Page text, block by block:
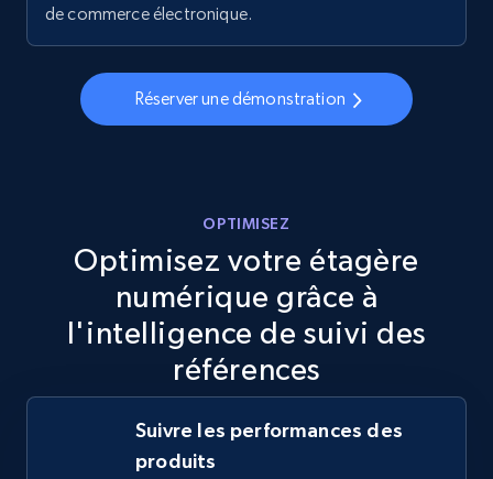
Walmart - products - Discover products by
using sku numbers
URL, Final price, Sku, Currency, Gtin,
Specifications, Image urls, Top reviews, and
TikTok Shop
URL, Title, Available, Description, Currency, Initial
price, Final price, Discount percent, and more.
668+ Commencer
de commerce électronique.
Réserver une démonstration
OPTIMISEZ
Optimisez votre étagère
numérique grâce à
l'intelligence de suivi des
références
Suivre les performances des
produits